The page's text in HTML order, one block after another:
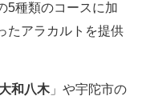
5種類のコースに加
たアラカルトを提供
和八木 」や宇陀市の